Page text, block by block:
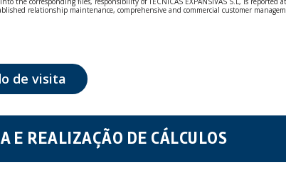
relationship maintenance, comprehensive and commercial customer
provided for the General Data Protection Regulation (GDPR) 2016.
Protection Regulation (GDPR) 2016 by sending a letter together with a
de visita
E REALIZAÇÃO DE CÁLCULOS